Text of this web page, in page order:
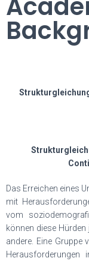
Das Erreichen eines
mit
vom
können diese
andere. Eine Gruppe
Herausforderungen